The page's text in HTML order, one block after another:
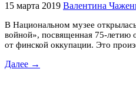
15 марта 2019 Валентина
В Национальном музее
войной», посвященная 75-летию
от финской оккупации. Это
Далее →